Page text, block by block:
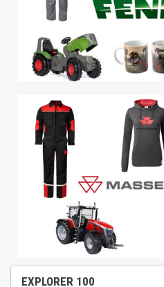
EXPLORER 100